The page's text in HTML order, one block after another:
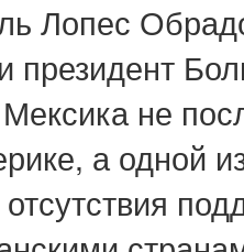
Лопес
президент
не
а одной